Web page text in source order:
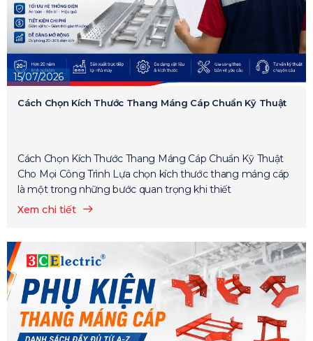
15/07/2026
Cách Chọn Kích Thước Thang Máng Cáp Chuẩn Kỹ Thuật
Cách Chọn Kích Thước Thang Máng Cáp Chuẩn Kỹ Thuật
Cho Mọi Công Trình Lựa chọn kích thước thang máng cáp
là một trong những bước quan trọng khi thiết
Xem chi tiết